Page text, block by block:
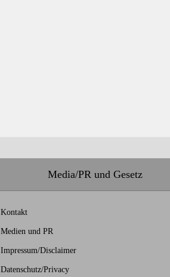
Media/PR und Gesetz
Kontakt
Medien und PR
Impressum/Disclaimer
Datenschutz/Privacy